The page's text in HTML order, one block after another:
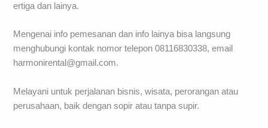
ertiga dan lainya.
Mengenai info pemesanan dan info lainya bisa langsung
menghubungi kontak nomor telepon 08116830338, email
harmonirental@gmail.com.
Melayani untuk perjalanan bisnis, wisata, perorangan atau
perusahaan, baik dengan sopir atau tanpa supir.